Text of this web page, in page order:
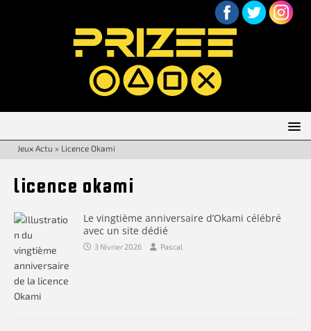
Jeux Actu » Licence Okami
licence okami
Le vingtième anniversaire d’Okami célébré
avec un site dédié
3 février 2026 Pascal